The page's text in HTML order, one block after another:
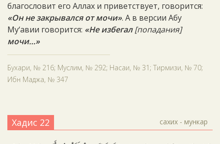
благословит его Аллах и приветствует, говорится:
«Он не закрывался от мочи». А в версии Абу
Му‘авии говорится: «Не избегал[попадания]
мочи…»
Бухари, № 216; Муслим, № 292; Насаи, № 31; Тирмизи, № 70;
Ибн Маджа, № 347
Хадис 22 сахих - мункар